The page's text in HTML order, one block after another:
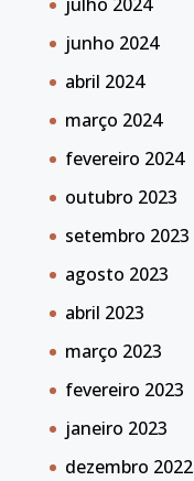
junho 2024
abril 2024
março 2024
fevereiro 2024
outubro 2023
setembro 2023
agosto 2023
abril 2023
março 2023
fevereiro 2023
janeiro 2023
dezembro 2022